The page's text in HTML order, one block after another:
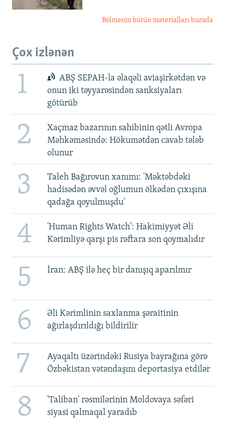
Bölmənin bütün materialları burada
Çox izlənən
1
ABŞ SEPAH-la əlaqəli aviaşirkətdən və
onun iki təyyarəsindən sanksiyaları
götürüb
2
Xaçmaz bazarının sahibinin qətli Avropa
Məhkəməsində: Hökumətdən cavab tələb
olunur
3
Taleh Bağırovun xanımı: 'Məktəbdəki
hadisədən əvvəl oğlumun ölkədən çıxışına
qadağa qoyulmuşdu'
4
'Human Rights Watch': Hakimiyyət Əli
Kərimliyə qarşı pis rəftara son qoymalıdır
5 İran: ABŞ ilə heç bir danışıq aparılmır
6
Əli Kərimlinin saxlanma şəraitinin
ağırlaşdırıldığı bildirilir
7
Ayaqaltı üzərindəki Rusiya bayrağına görə
Özbəkistan vətəndaşını deportasiya etdilər
8
'Taliban' rəsmilərinin Moldovaya səfəri
siyasi qalmaqal yaradıb